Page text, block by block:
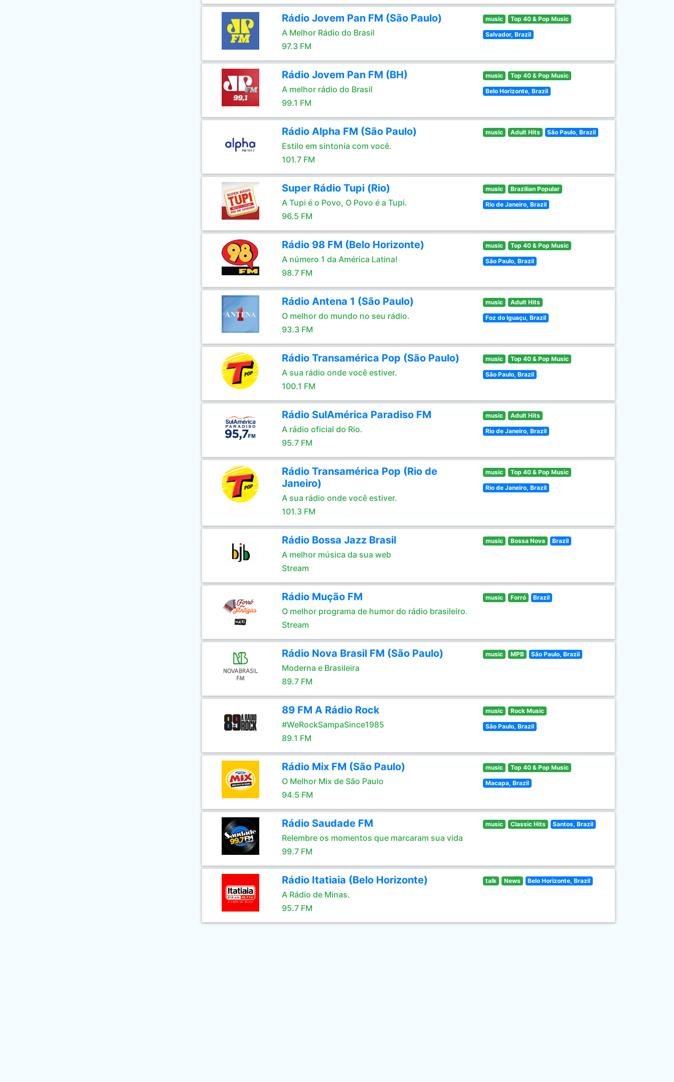
Rádio Jovem Pan FM (São Paulo)
A Melhor Rádio do Brasil
97.3 FM
music Top 40 & Pop Music
Salvador, Brazil
Rádio Jovem Pan FM (BH)
A melhor rádio do Brasil
99.1 FM
music Top 40 & Pop Music
Belo Horizonte, Brazil
Rádio Alpha FM (São Paulo)
Estilo em sintonia com você.
101.7 FM
music Adult Hits São Paulo, Brazil
Super Rádio Tupi (Rio)
A Tupi é o Povo, O Povo é a Tupi.
96.5 FM
music Brazilian Popular
Rio de Janeiro, Brazil
Rádio 98 FM (Belo Horizonte)
A número 1 da América Latina!
98.7 FM
music Top 40 & Pop Music
São Paulo, Brazil
Rádio Antena 1 (São Paulo)
O melhor do mundo no seu rádio.
93.3 FM
music Adult Hits
Foz do Iguaçu, Brazil
Rádio Transamérica Pop (São Paulo)
A sua rádio onde você estiver.
100.1 FM
music Top 40 & Pop Music
São Paulo, Brazil
Rádio SulAmérica Paradiso FM
A rádio oficial do Rio.
95.7 FM
music Adult Hits
Rio de Janeiro, Brazil
Rádio Transamérica Pop (Rio de
Janeiro)
A sua rádio onde você estiver.
101.3 FM
music Top 40 & Pop Music
Rio de Janeiro, Brazil
Rádio Bossa Jazz Brasil
A melhor música da sua web
Stream
music Bossa Nova Brazil
Rádio Mução FM
O melhor programa de humor do rádio brasileiro.
Stream
music Forró Brazil
Rádio Nova Brasil FM (São Paulo)
Moderna e Brasileira
89.7 FM
music MPB São Paulo, Brazil
89 FM A Rádio Rock
#WeRockSampaSince1985
89.1 FM
music Rock Music
São Paulo, Brazil
Rádio Mix FM (São Paulo)
O Melhor Mix de São Paulo
94.5 FM
music Top 40 & Pop Music
Macapa, Brazil
Rádio Saudade FM
Relembre os momentos que marcaram sua vida
99.7 FM
music Classic Hits Santos, Brazil
Rádio Itatiaia (Belo Horizonte)
A Rádio de Minas.
95.7 FM
talk News Belo Horizonte, Brazil